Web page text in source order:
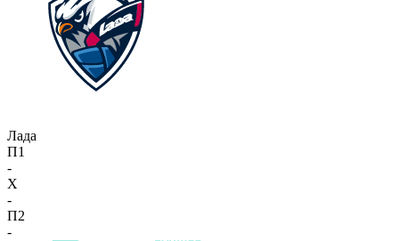
Лада
П1
-
X
-
П2
-